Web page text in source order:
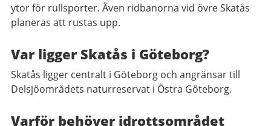
ytor för rullsporter. Även ridbanorna vid övre Skatås
planeras att rustas upp.
Var ligger Skatås i Göteborg?
Skatås ligger centralt i Göteborg och angränsar till
Delsjöområdets naturreservat i Östra Göteborg.
Varför behöver idrottsområdet